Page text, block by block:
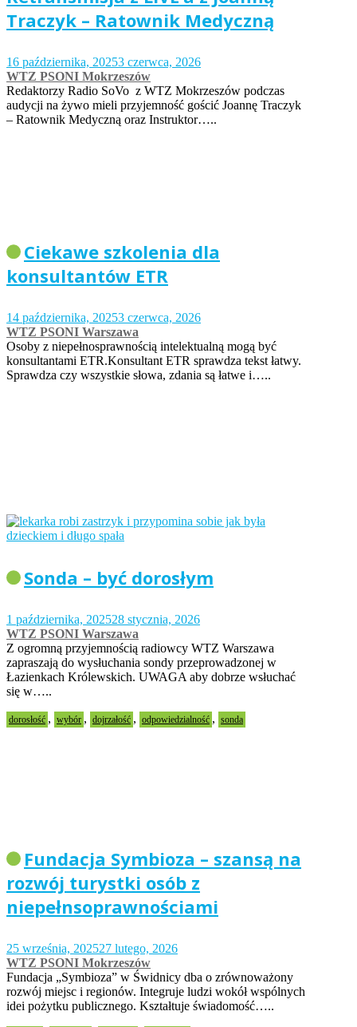
Traczyk – Ratownik Medyczną
16 października, 20253 czerwca, 2026
WTZ PSONI Mokrzeszów
Redaktorzy Radio SoVo z WTZ Mokrzeszów podczas
audycji na żywo mieli przyjemność gościć Joannę Traczyk
– Ratownik Medyczną oraz Instruktor…..
Ciekawe szkolenia dla
konsultantów ETR
14 października, 20253 czerwca, 2026
WTZ PSONI Warszawa
Osoby z niepełnosprawnością intelektualną mogą być
konsultantami ETR.Konsultant ETR sprawdza tekst łatwy.
Sprawdza czy wszystkie słowa, zdania są łatwe i…..
Sonda – być dorosłym
1 października, 202528 stycznia, 2026
WTZ PSONI Warszawa
Z ogromną przyjemnością radiowcy WTZ Warszawa
zapraszają do wysłuchania sondy przeprowadzonej w
Łazienkach Królewskich. UWAGA aby dobrze wsłuchać
się w…..
dorosłość , wybór , dojrzałość , odpowiedzialność , sonda
Fundacja Symbioza – szansą na
rozwój turystki osób z
niepełnsoprawnościami
25 września, 202527 lutego, 2026
WTZ PSONI Mokrzeszów
Fundacja „Symbioza” w Świdnicy dba o zrównoważony
rozwój miejsc i regionów. Integruje ludzi wokół wspólnych
idei pożytku publicznego. Kształtuje świadomość…..